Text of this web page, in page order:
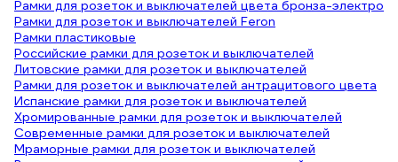
Рамки для розеток и выключателей цвета бронза-электро
Рамки для розеток и выключателей Feron
Рамки пластиковые
Российские рамки для розеток и выключателей
Литовские рамки для розеток и выключателей
Рамки для розеток и выключателей антрацитового цвета
Испанские рамки для розеток и выключателей
Хромированные рамки для розеток и выключателей
Современные рамки для розеток и выключателей
Мраморные рамки для розеток и выключателей